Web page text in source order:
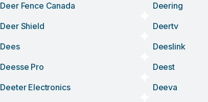
Deer Fence Canada
Deering
Deer Shield
Deertv
Dees
Deeslink
Deesse Pro
Deest
Deeter Electronics
Deeva